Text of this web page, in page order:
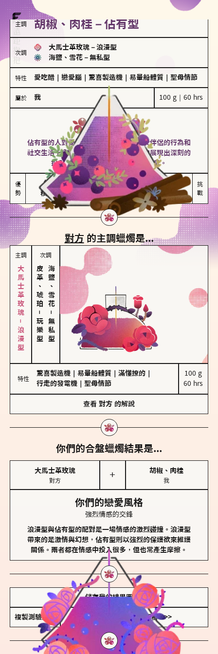
主調 胡椒、肉桂－佔有型
次調
大馬士革玫瑰 － 浪漫型
海鹽、雪花 － 無私型
特性 愛吃醋 戀愛腦 驚喜製造機 易暈船體質 聖母情節
屬於 我 100 g｜60 hrs
佔有型
胡椒、肉桂
佔有型的人對愛情有強烈的保護欲，對於伴侶的行為和
社交生活十分敏感、容易吃醋。在關係中展現出深刻的
投入和激情，但也可能讓人感到窒息。
優
勢
能建立緊密關係
積極維繫關係熱度
嫉妒心較強
可能出現控制欲
挑
戰
對方 的主調蠟燭是...
主調
大馬士革玫瑰－浪漫型
次調
皮革、琥珀
－
玩樂型
海鹽、雪花
－
無私型
特性
驚喜製造機 易暈船體質 滿懂撩的
行走的發電機
聖母情節
100 g
60 hrs
查看 對方 的解說
你們的合盤蠟燭結果是...
大馬士革玫瑰
對方
＋
胡椒、肉桂
我
你們的戀愛風格
強烈情感的交鋒
浪漫型與佔有型的配對是一場情感的激烈碰撞。浪漫型
帶來的是激情與幻想，佔有型則以強烈的保護欲來維護
關係。兩者都在情感中投入很多，但也常產生摩擦。
儲存我的結果圖
複製測驗連結 查看香氛類型全解析 >>>